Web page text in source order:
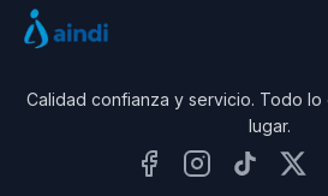
Calidad confianza y servicio. Todo lo
lugar.